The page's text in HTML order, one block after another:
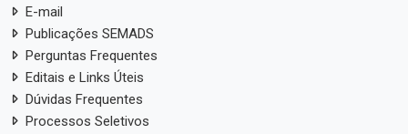
E-mail
Publicações SEMADS
Perguntas Frequentes
Editais e Links Úteis
Dúvidas Frequentes
Processos Seletivos